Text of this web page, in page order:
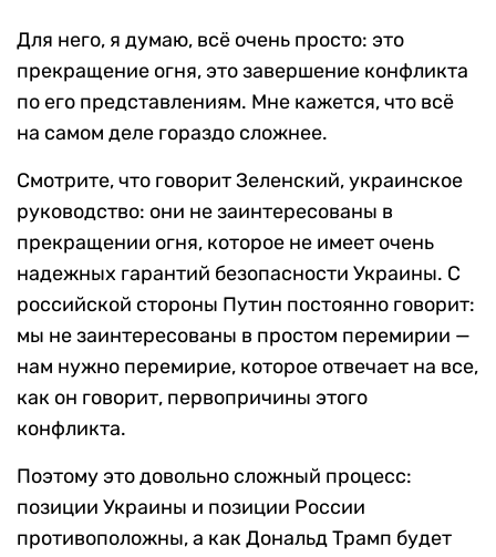
Для него, я думаю, всё очень просто: это
прекращение огня, это завершение конфликта
по его представлениям. Мне кажется, что всё
на самом деле гораздо сложнее.
Смотрите, что говорит Зеленский, украинское
руководство: они не заинтересованы в
прекращении огня, которое не имеет очень
надежных гарантий безопасности Украины. С
российской стороны Путин постоянно говорит:
мы не заинтересованы в простом перемирии —
нам нужно перемирие, которое отвечает на все,
как он говорит, первопричины этого
конфликта.
Поэтому это довольно сложный процесс:
позиции Украины и позиции России
противоположны, а как Дональд Трамп будет